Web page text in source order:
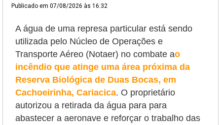
Publicado em 07/08/2026 às 16:32
A água de uma represa particular está sendo
utilizada pelo Núcleo de Operações e
Transporte Aéreo (Notaer) no combate ao
incêndio que atinge uma área próxima da
Reserva Biológica de Duas Bocas, em
Cachoeirinha, Cariacica. O proprietário
autorizou a retirada da água para para
abastecer a aeronave e reforçar o trabalho das